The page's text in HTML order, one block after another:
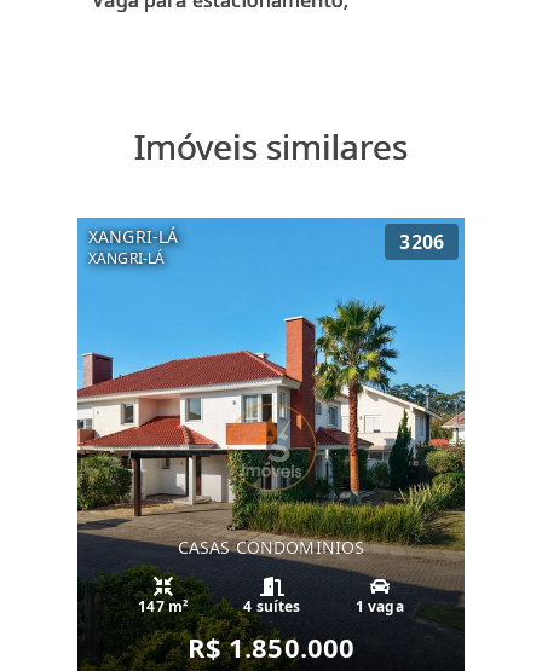
Imóveis similares
XANGRI-LÁ
XANGRI-LÁ
3206
CASAS CONDOMINIOS
147 m² 4 suítes 1 vaga
R$ 1.850.000